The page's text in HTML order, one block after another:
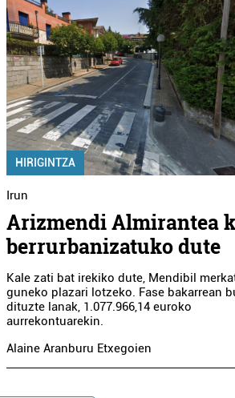
HIRIGINTZA
Irun
Arizmendi Almirantea
berrurbanizatuko dute
Kale zati bat irekiko dute, Mendibil
guneko plazari lotzeko. Fase bakarrean
dituzte lanak, 1.077.966,14 euroko
aurrekontuarekin.
Alaine Aranburu Etxegoien